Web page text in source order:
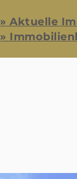
» Aktuelle
»